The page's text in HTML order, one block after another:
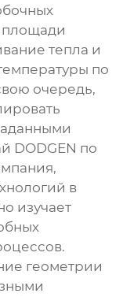
площади
тепла и
по
очередь,
DODGEN по
в
изучает
геометрии